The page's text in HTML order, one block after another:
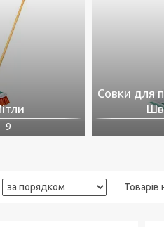
9
Совки для